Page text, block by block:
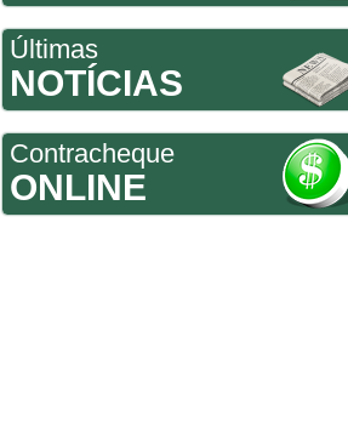
Últimas
NOTÍCIAS
Contracheque
ONLINE